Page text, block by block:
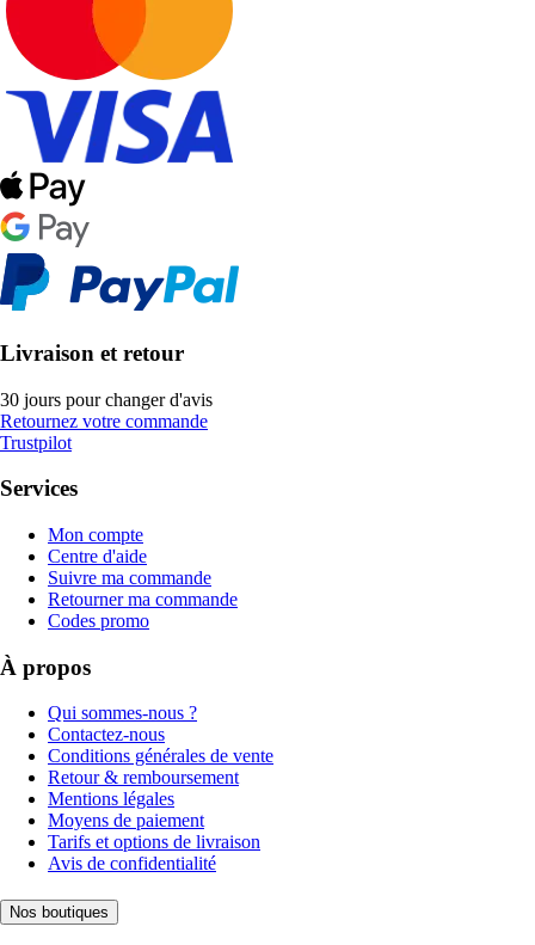
Livraison et retour
30 jours pour changer d'avis
Retournez votre commande
Trustpilot
Services
Mon compte
Centre d'aide
Suivre ma commande
Retourner ma commande
Codes promo
À propos
Qui sommes-nous ?
Contactez-nous
Conditions générales de vente
Retour & remboursement
Mentions légales
Moyens de paiement
Tarifs et options de livraison
Avis de confidentialité
Nos boutiques